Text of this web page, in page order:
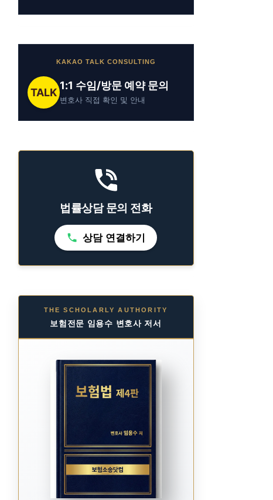
KAKAO TALK CONSULTING
TALK
1:1 수임/방문 예약 문의
변호사 직접 확인 및 안내
법률상담 문의 전화
상담 연결하기
THE SCHOLARLY AUTHORITY
보험전문 임용수 변호사 저서